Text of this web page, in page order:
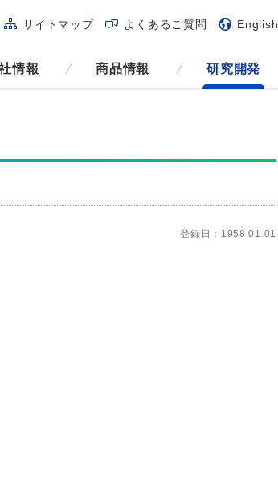
情報 商品情報 研究開発
サイトマップ よくあるご質問 English
登録日：1958.01.01